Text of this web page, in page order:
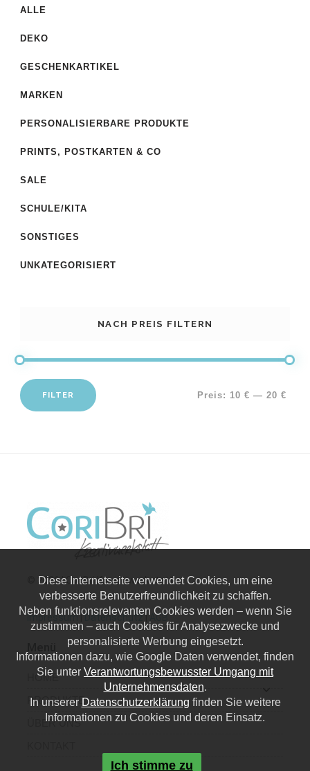
ALLE
DEKO
GESCHENKARTIKEL
MARKEN
PERSONALISIERBARE PRODUKTE
PRINTS, POSTKARTEN & CO
SALE
SCHULE/KITA
SONSTIGES
UNKATEGORISIERT
NACH PREIS FILTERN
FILTER Preis: 10 € — 20 €
© 2026 | CoriBri Kreativwerkstatt
Impressum|Datenschutz|AGB
HOME
PRODUKTE
ÜBER UNS
Diese Internetseite verwendet Cookies, um eine
verbesserte Benutzerfreundlichkeit zu schaffen.
Neben funktionsrelevanten Cookies werden – wenn Sie
zustimmen – auch Cookies für Analysezwecke und
personalisierte Werbung eingesetzt.
Informationen dazu, wie Google Daten verwendet, finden
Sie unter Verantwortungsbewusster Umgang mit
Unternehmensdaten.
In unserer Datenschutzerklärung finden Sie weitere
Informationen zu Cookies und deren Einsatz.
Ich stimme zu